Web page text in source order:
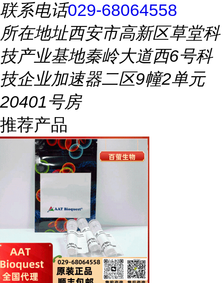
联系电话029-68064558
所在地址西安市高新区草堂科
技产业基地秦岭大道西6号科
技企业加速器二区9幢2单元
20401号房
推荐产品